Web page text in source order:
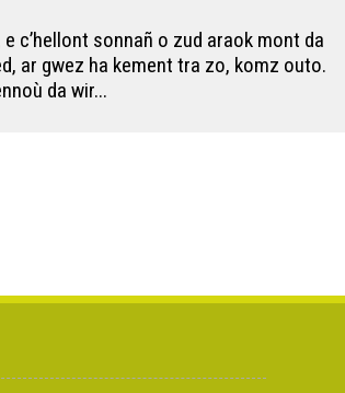
c’hellont sonnañ o zud araok mont da
ar gwez ha kement tra zo, komz outo.
da wir...